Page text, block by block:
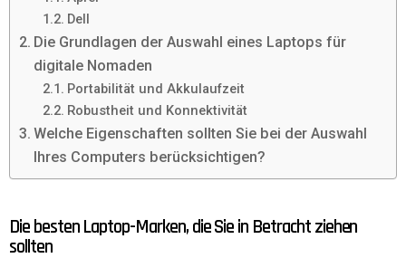
Dell
Die Grundlagen der Auswahl eines Laptops für
digitale Nomaden
Portabilität und Akkulaufzeit
Robustheit und Konnektivität
Welche Eigenschaften sollten Sie bei der Auswahl
Ihres Computers berücksichtigen?
Die besten Laptop-Marken, die Sie in Betracht ziehen
sollten